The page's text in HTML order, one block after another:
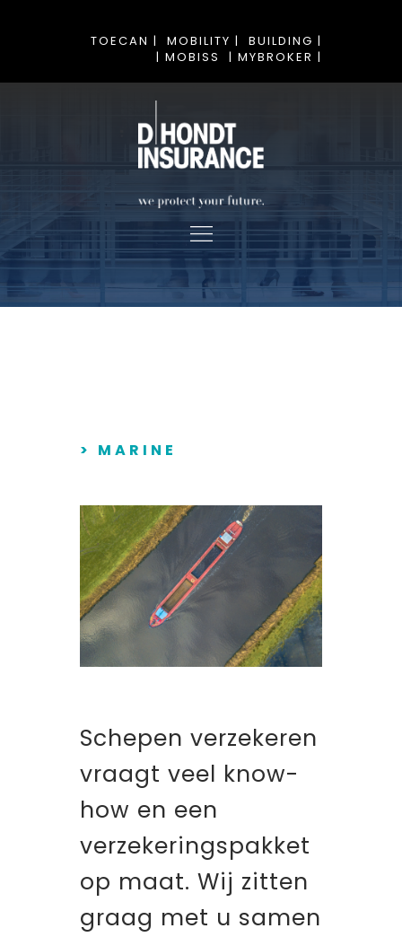
BUILDING |
MOBILITY |
TOECAN |
| MYBROKER |
| MOBISS
> MARINE
Schepen verzekeren
vraagt veel know-
how en een
verzekeringspakket
op maat. Wij zitten
graag met u samen